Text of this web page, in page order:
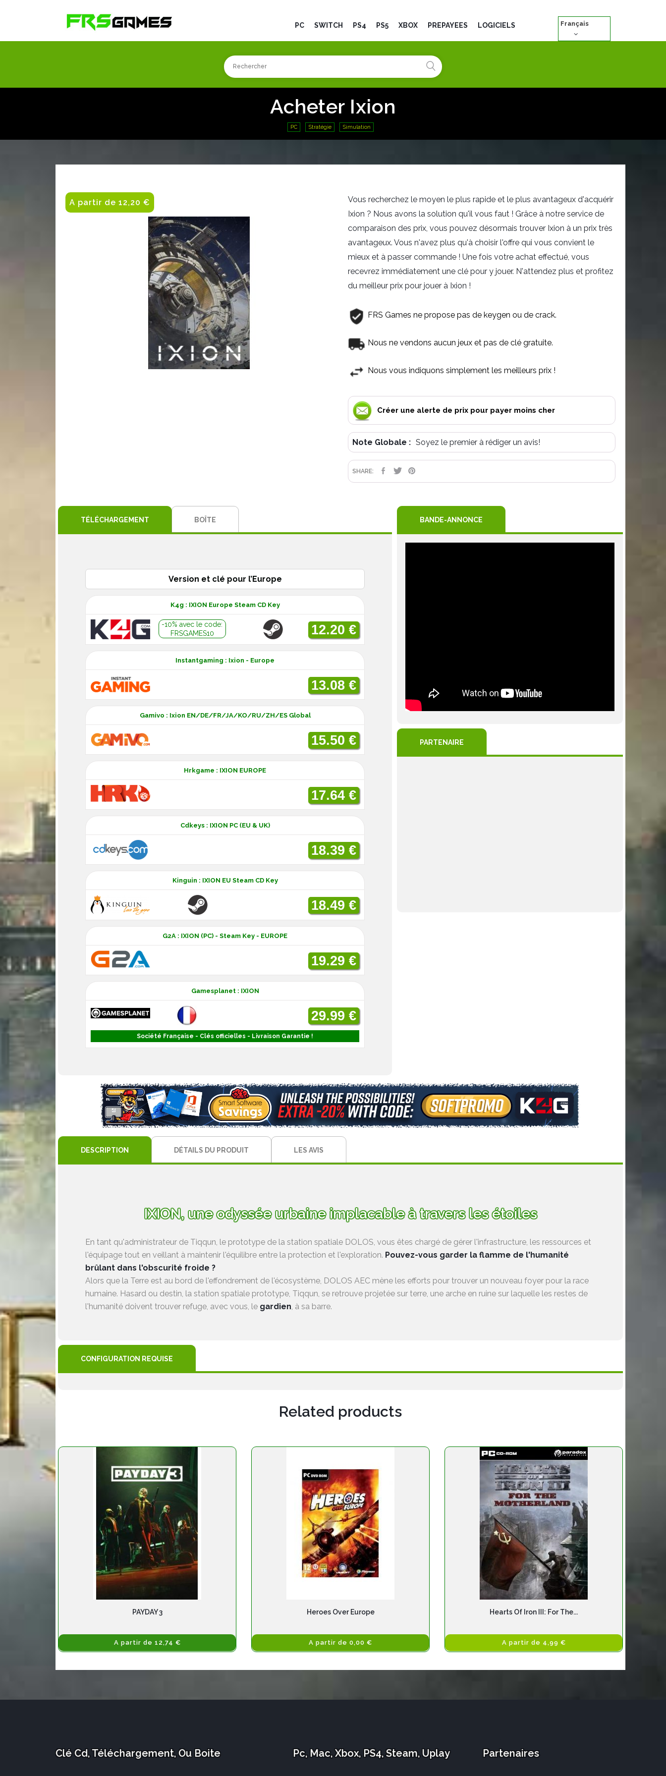
PC SWITCH PS4 PS5 XBOX PRÉPAYÉES LOGICIELS Français
Acheter Ixion
PC Stratégie Simulation
A partir de 12,20 €
Vous recherchez le moyen le plus rapide et le plus avantageux d'acquérir
Ixion ? Nous avons la solution qu'il vous faut ! Grâce à notre service de
comparaison des prix, vous pouvez désormais trouver Ixion à un prix très
avantageux. Vous n'avez plus qu'à choisir l'offre qui vous convient le
mieux et à passer commande ! Une fois votre achat effectué, vous
recevrez immédiatement une clé pour y jouer. N'attendez plus et profitez
du meilleur prix pour jouer à Ixion !
FRS Games ne propose pas de keygen ou de crack.
Nous ne vendons aucun jeux et pas de clé gratuite.
Nous vous indiquons simplement les meilleurs prix !
Créer une alerte de prix pour payer moins cher
Note Globale : Soyez le premier à rédiger un avis!
SHARE: PARTAGER
TWEET
TÉLÉCHARGEMENT BOÎTE
Version et clé pour l’Europe
K4g : IXION Europe Steam CD Key
-10% avec le code:
FRSGAMES10
12.20 €
Instantgaming : Ixion - Europe
13.08 €
Gamivo : Ixion EN/DE/FR/JA/KO/RU/ZH/ES Global
15.50 €
Hrkgame : IXION EUROPE
17.64 €
Cdkeys : IXION PC (EU & UK)
18.39 €
Kinguin : IXION EU Steam CD Key
18.49 €
G2A : IXION (PC) - Steam Key - EUROPE
19.29 €
Gamesplanet : IXION
29.99 €
Société Française - Clés officielles - Livraison Garantie !
BANDE-ANNONCE
PARTENAIRE
DESCRIPTION DÉTAILS DU PRODUIT LES AVIS
IXION, une odyssée urbaine implacable à travers les étoiles
En tant qu'administrateur de Tiqqun, le prototype de la station spatiale DOLOS, vous êtes chargé de gérer l'infrastructure, les ressources et
l'équipage tout en veillant à maintenir l'équilibre entre la protection et l'exploration. Pouvez-vous garder la flamme de l'humanité
brûlant dans l'obscurité froide ?
Alors que la Terre est au bord de l'effondrement de l'écosystème, DOLOS AEC mène les efforts pour trouver un nouveau foyer pour la race
humaine. Hasard ou destin, la station spatiale prototype, Tiqqun, se retrouve projetée sur terre, une arche en ruine sur laquelle les restes de
l'humanité doivent trouver refuge, avec vous, le gardien, à sa barre.
CONFIGURATION REQUISE
Related products
PAYDAY 3
A partir de 12,74 €
Heroes Over Europe
A partir de 0,00 €
Hearts Of Iron III: For The...
A partir de 4,99 €
Clé Cd, Téléchargement, Ou Boite Pc, Mac, Xbox, PS4, Steam, Uplay Partenaires